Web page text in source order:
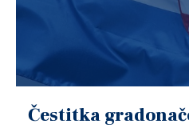
Čestitka